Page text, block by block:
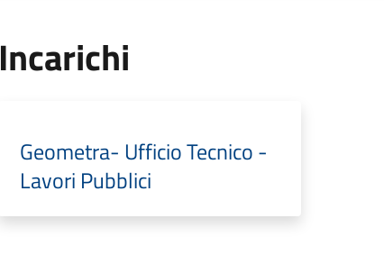
Incarichi
Geometra- Ufficio Tecnico -
Lavori Pubblici